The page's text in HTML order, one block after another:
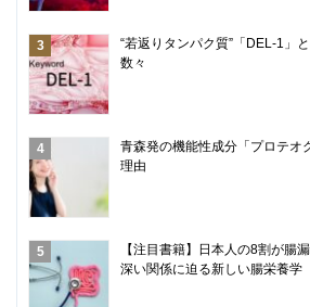
“若返りタンパク質”「DEL-1」
数々
青森発の機能性成分「プロテオ
理由
【注目書籍】日本人の8割が
深い関係に迫る新しい腸栄養学